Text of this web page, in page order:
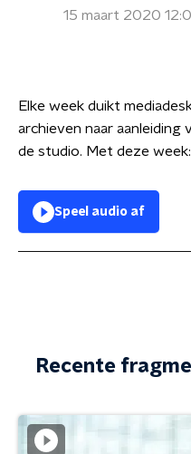
15 maart 2020
Elke week duikt
archieven naar
de studio. Met deze
Speel audio af
Recente